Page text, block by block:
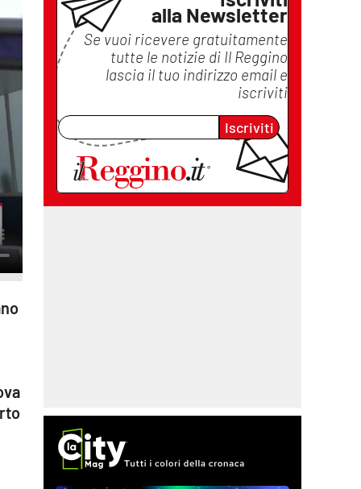
alla Newsletter
Se vuoi ricevere gratuitamente
tutte le notizie di Il Reggino
lascia il tuo indirizzo email e
iscriviti
Iscriviti